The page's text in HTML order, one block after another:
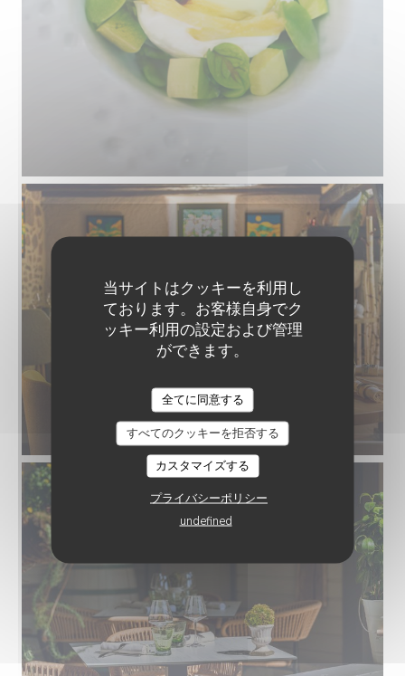
当サイトはクッキーを利用し
ております。お客様自身でク
ッキー利用の設定および管理
ができます。
全てに同意する
すべてのクッキーを拒否する
カスタマイズする
プライバシーポリシー
undefined